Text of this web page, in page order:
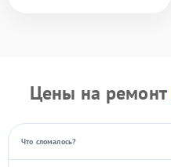
Цены на ремонт
Что сломалось?